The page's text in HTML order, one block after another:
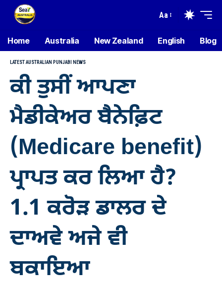
Aa
Home Australia New Zealand English Blog
LATEST AUSTRALIAN PUNJABI NEWS
ਕੀ ਤੁਸੀਂ ਆਪਣਾ
ਮੈਡੀਕੇਅਰ ਬੈਨੇਫ਼ਿਟ
(Medicare benefit)
ਪ੍ਰਾਪਤ ਕਰ ਲਿਆ ਹੈ?
1.1 ਕਰੋੜ ਡਾਲਰ ਦੇ
ਦਾਅਵੇ ਅਜੇ ਵੀ
ਬਕਾਇਆ